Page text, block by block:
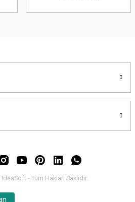
- Tüm Hakları Saklıdır.